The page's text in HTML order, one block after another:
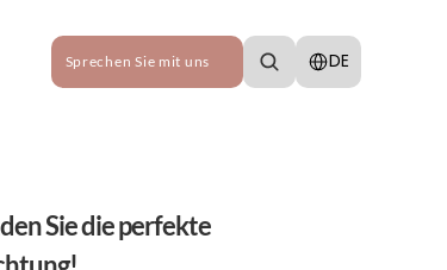
Sprechen Sie mit uns
Select Language
DE
Sie die perfekte